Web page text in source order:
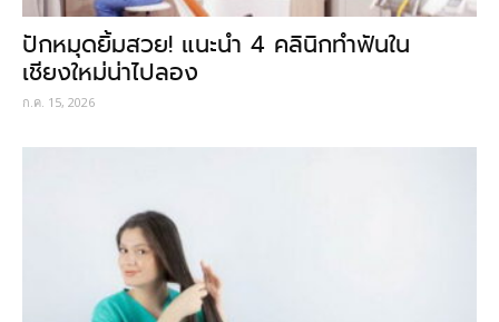
ปักหมุดยิ้มสวย! แนะนำ 4 คลินิกทำฟันใน
เชียงใหม่น่าไปลอง
ก.ค. 15, 2026